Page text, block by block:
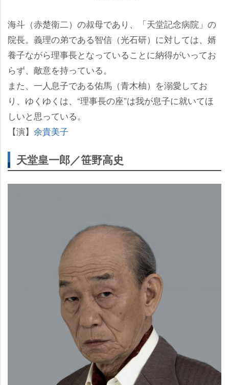
海斗（赤楚衛二）の叔母であり、「天堂記念病院」の
院長。義理の弟である智信（光石研）に対しては、婿
養子ながら理事長となっていることに納得がいってお
らず、敵意を持っている。
また、一人息子である佑馬（青木柚）を溺愛してお
り、ゆくゆくは、“理事長の座”は我が息子に就いてほ
しいと思っている。
【演】 余貴美子
天堂皇一郎／笹野高史